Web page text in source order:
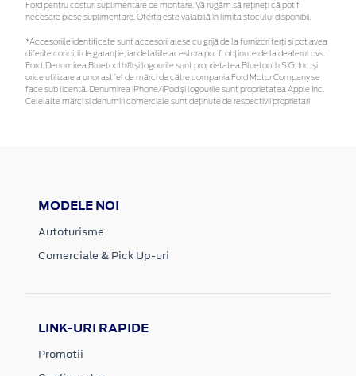
Ford pentru costuri suplimentare de montare. Vă rugăm să rețineți că pot fi
necesare piese suplimentare. Oferta este valabilă în limita stocului disponibil.
*Accesoriile identificate sunt accesorii alese cu grijă de la furnizori terți și pot avea
diferite condiții de garanție, iar detaliile acestora pot fi obținute de la dealerul dvs.
Ford. Denumirea Bluetooth® și logourile sunt proprietatea Bluetooth SIG, Inc. și
orice utilizare a unor astfel de mărci de către compania Ford Motor Company se
face sub licență. Denumirea iPhone/iPod și logourile sunt proprietatea Apple Inc.
Celelalte mărci și denumiri comerciale sunt deținute de respectivii proprietari
MODELE NOI
Autoturisme
Comerciale & Pick Up-uri
LINK-URI RAPIDE
Promotii